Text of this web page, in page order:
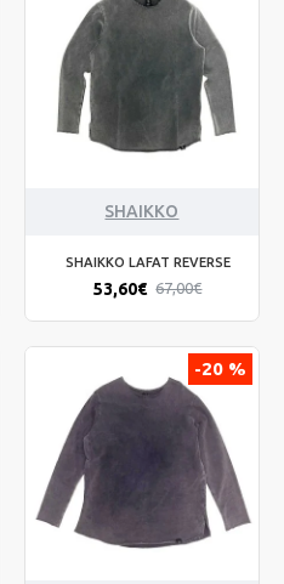
SHAIKKO
SHAIKKO LAFAT REVERSE
53,60€ 67,00€
-20 %